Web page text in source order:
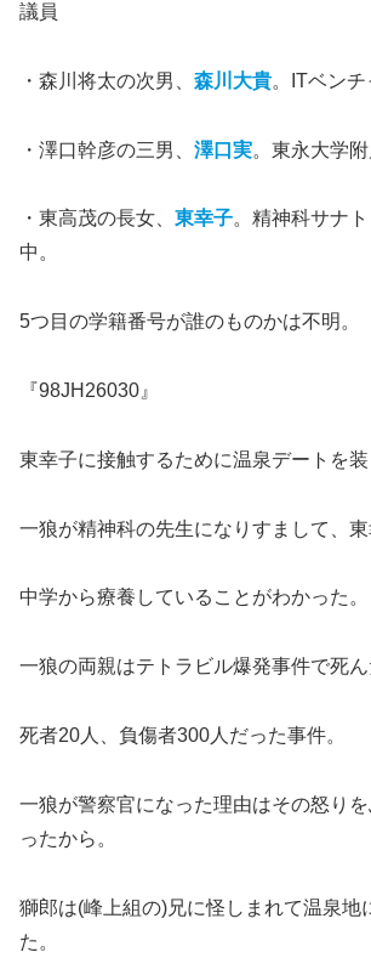
議員
・森川将太の次男、 森川大貴。ITベン
・澤口幹彦の三男、 澤口実。東永大学
・東高茂の長女、 東幸子。精神科サナ
中。
5つ目の学籍番号が誰のものかは不明。
『98JH26030』
東幸子に接触するために温泉デートを装
一狼が精神科の先生になりすまして、東
中学から療養していることがわかった。
一狼の両親はテトラビル爆発事件で死ん
死者20人、負傷者300人だった事件。
一狼が警察官になった理由はその怒り
ったから。
獅郎は(峰上組の)兄に怪しまれて温泉地
た。